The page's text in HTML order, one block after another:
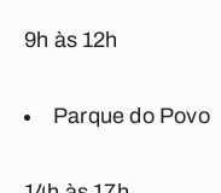
9h às 12h
Parque do Povo